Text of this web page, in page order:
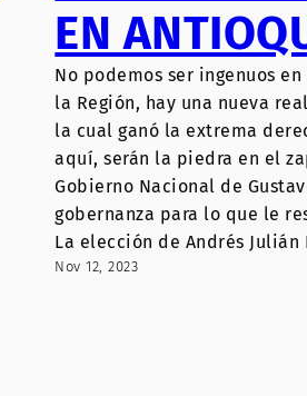
EN
No podemos ser ingenuos
la Región, hay una nueva
la cual ganó la extrema
aquí, serán la piedra en el
Gobierno Nacional de
gobernanza para lo que le
La elección de Andrés Julián
Nov 12, 2023